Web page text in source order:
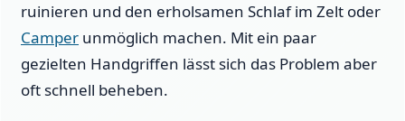
ruinieren und den erholsamen Schlaf im Zelt oder
Camper unmöglich machen. Mit ein paar
gezielten Handgriffen lässt sich das Problem aber
oft schnell beheben.